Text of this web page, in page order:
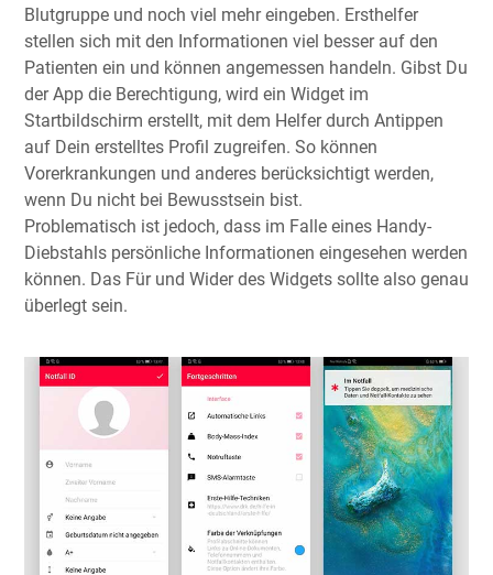
Blutgruppe und noch viel mehr eingeben. Ersthelfer
stellen sich mit den Informationen viel besser auf den
Patienten ein und können angemessen handeln. Gibst Du
der App die Berechtigung, wird ein Widget im
Startbildschirm erstellt, mit dem Helfer durch Antippen
auf Dein erstelltes Profil zugreifen. So können
Vorerkrankungen und anderes berücksichtigt werden,
wenn Du nicht bei Bewusstsein bist.
Problematisch ist jedoch, dass im Falle eines Handy-
Diebstahls persönliche Informationen eingesehen werden
können. Das Für und Wider des Widgets sollte also genau
überlegt sein.